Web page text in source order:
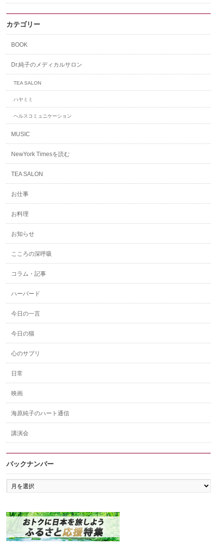
カテゴリー
BOOK
Dr.純子のメディカルサロン
TEA SALON
ハヤミミ
ヘルスコミュニケーション
MUSIC
NewYork Timesを読む
TEA SALON
お仕事
お料理
お知らせ
こころの深呼吸
コラム・記事
ハーバード
今日の一言
今日の猫
心のサプリ
日常
映画
海原純子のハート通信
講演会
バックナンバー
バ
ッ
ク
ン
バ
ー